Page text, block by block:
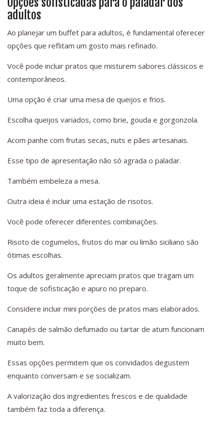
adultos
Ao planejar um buffet para adultos, é fundamental oferecer
opções que reflitam um gosto mais refinado.
Você pode incluir pratos que misturem sabores clássicos e
contemporâneos.
Uma opção é criar uma mesa de queijos e frios.
Escolha queijos variados, como brie, gouda e gorgonzola.
Acom panhe com frutas secas, nuts e pães artesanais.
Esse tipo de apresentação não só agrada o paladar.
Também embeleza a mesa.
Outra ideia é incluir uma estação de risotos.
Você pode oferecer diferentes combinações.
Risoto de cogumelos, frutos do mar ou limão siciliano são
ótimas escolhas.
Os adultos geralmente apreciam pratos que tragam um
toque de sofisticação e apuro no preparo.
Considere incluir mini porções de pratos mais elaborados.
Canapés de salmão defumado ou tartar de atum funcionam
muito bem.
Essas opções permitem que os convidados degustem
enquanto conversam e se socializam.
A valorização dos ingredientes frescos e de qualidade
também faz toda a diferença.